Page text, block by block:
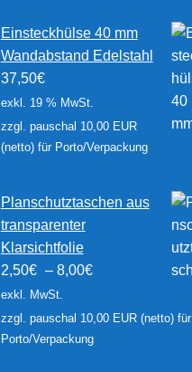
Einsteckhülse 40 mm
Wandabstand Edelstahl
37,50€
exkl. 19 % MwSt.
zzgl. pauschal 10,00 EUR
(netto) für Porto/Verpackung
Planschutztaschen aus
transparenter
Klarsichtfolie
2,50€ – 8,00€
exkl. MwSt.
zzgl. pauschal 10,00 EUR (netto) für
Porto/Verpackung